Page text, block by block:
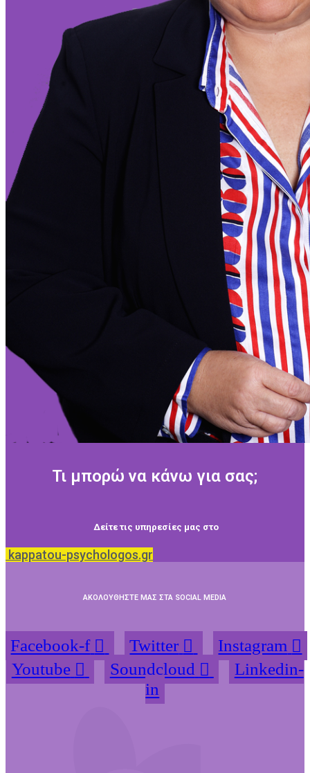
Τι μπορώ να κάνω για σας;
Δείτε τις υπηρεσίες μας στο
kappatou-psychologos.gr
ΑΚΟΛΟΥΘΗΣΤΕ ΜΑΣ ΣΤΑ SOCIAL MEDIA
Facebook-f Twitter
Instagram
Youtube
Soundcloud
Linkedin-
in